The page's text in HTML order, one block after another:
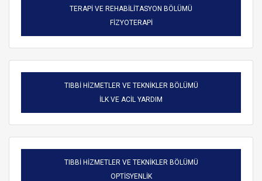
TERAPİ VE REHABİLİTASYON BÖLÜMÜ
FİZYOTERAPİ
TIBBİ HİZMETLER VE TEKNİKLER BÖLÜMÜ
İLK VE ACİL YARDIM
TIBBİ HİZMETLER VE TEKNİKLER BÖLÜMÜ
OPTİSYENLİK